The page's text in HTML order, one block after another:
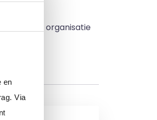
en
Via
in uw organisatie